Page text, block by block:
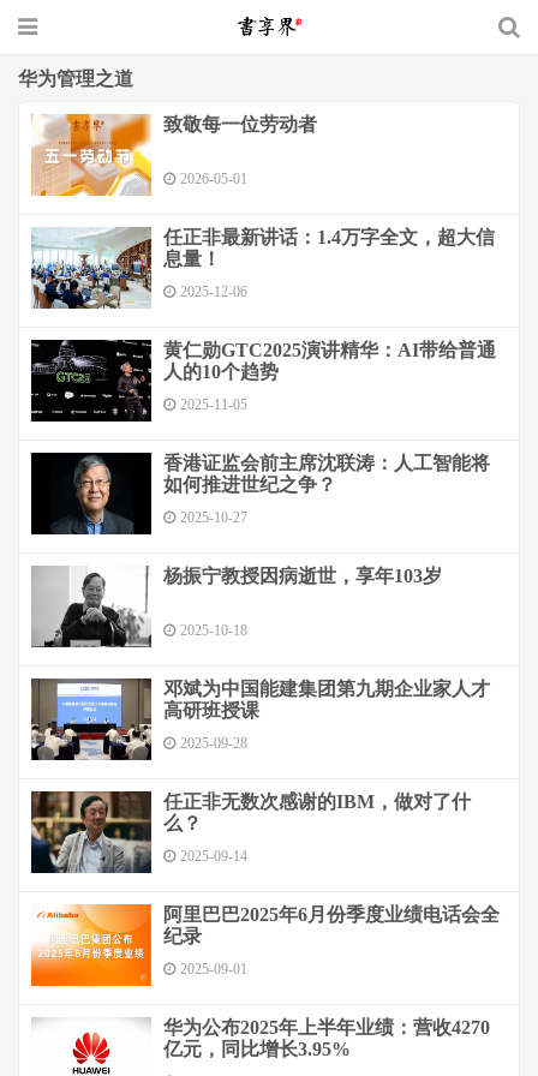
华为管理之道
致敬每一位劳动者
2026-05-01
任正非最新讲话：1.4万字全文，超大信
息量！
2025-12-06
黄仁勋GTC2025演讲精华：AI带给普通
人的10个趋势
2025-11-05
香港证监会前主席沈联涛：人工智能将
如何推进世纪之争？
2025-10-27
杨振宁教授因病逝世，享年103岁
2025-10-18
邓斌为中国能建集团第九期企业家人才
高研班授课
2025-09-28
任正非无数次感谢的IBM，做对了什
么？
2025-09-14
阿里巴巴2025年6月份季度业绩电话会全
纪录
2025-09-01
华为公布2025年上半年业绩：营收4270
亿元，同比增长3.95%